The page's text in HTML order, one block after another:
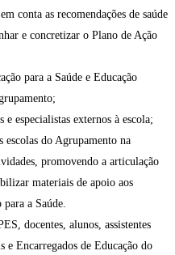
conta as recomendações de saúde
e concretizar o Plano de Ação
para a Saúde e Educação
especialistas externos à escola;
escolas do Agrupamento na
promovendo a articulação
materiais de apoio aos
para a Saúde.
docentes, alunos, assistentes
e Encarregados de Educação do